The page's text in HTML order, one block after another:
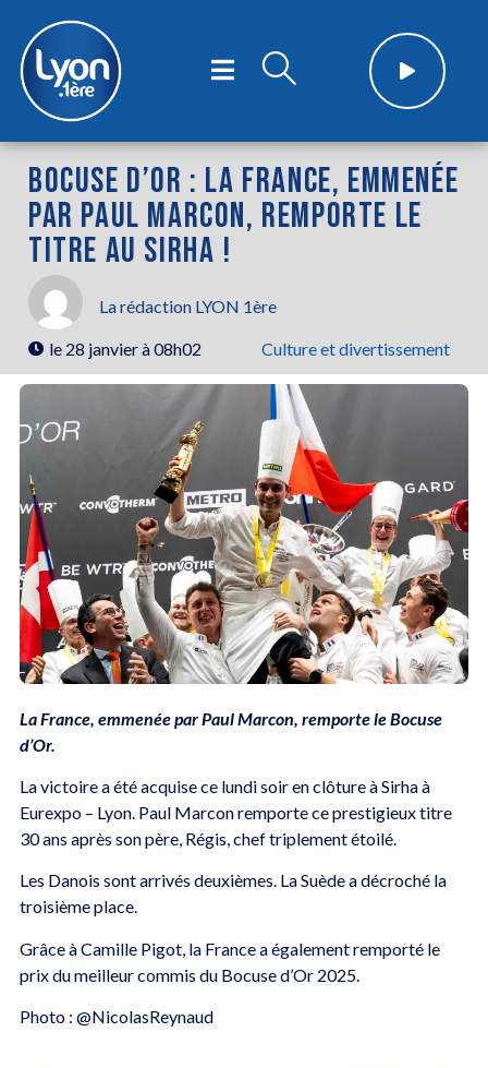
BOCUSE D’OR : LA FRANCE, EMMENÉE
PAR PAUL MARCON, REMPORTE LE
TITRE AU SIRHA !
La rédaction LYON 1ère
le 28 janvier à 08h02 Culture et divertissement
La France, emmenée par Paul Marcon, remporte le Bocuse
d’Or.
La victoire a été acquise ce lundi soir en clôture à Sirha à
Eurexpo – Lyon. Paul Marcon remporte ce prestigieux titre
30 ans après son père, Régis, chef triplement étoilé.
Les Danois sont arrivés deuxièmes. La Suède a décroché la
troisième place.
Grâce à Camille Pigot, la France a également remporté le
prix du meilleur commis du Bocuse d’Or 2025.
Photo : @NicolasReynaud